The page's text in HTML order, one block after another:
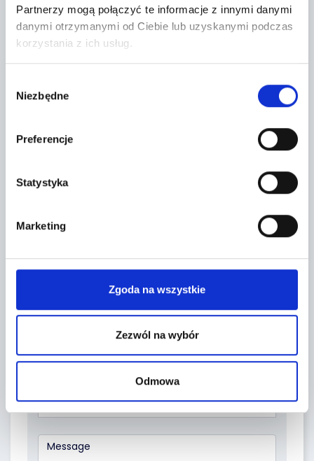
Partnerzy mogą połączyć te informacje z innymi danymi
danymi otrzymanymi od Ciebie lub uzyskanymi podczas
korzystania z ich usług.
zgody
Niezbędne
Preferencje
Statystyka
Marketing
Zgoda na wszystkie
Zezwól na wybór
Odmowa
Topic *